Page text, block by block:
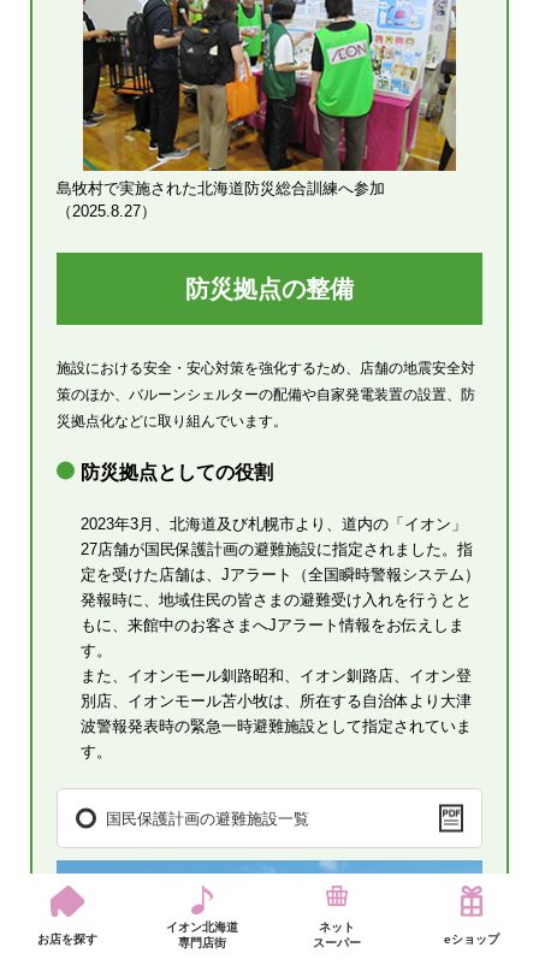
島牧村で実施された北海道防災総合訓練へ参加
（2025.8.27）
防災拠点の整備
施設における安全・安心対策を強化するため、店舗の地震安全対
策のほか、バルーンシェルターの配備や自家発電装置の設置、防
災拠点化などに取り組んでいます。
防災拠点としての役割
2023年3月、北海道及び札幌市より、道内の「イオン」
27店舗が国民保護計画の避難施設に指定されました。指
定を受けた店舗は、Jアラート（全国瞬時警報システム）
発報時に、地域住民の皆さまの避難受け入れを行うとと
もに、来館中のお客さまへJアラート情報をお伝えしま
す。
また、イオンモール釧路昭和、イオン釧路店、イオン登
別店、イオンモール苫小牧は、所在する自治体より大津
波警報発表時の緊急一時避難施設として指定されていま
す。
国民保護計画の避難施設一覧
お店を探す
イオン北海道
専門店街
ネット
スーパー
eショップ